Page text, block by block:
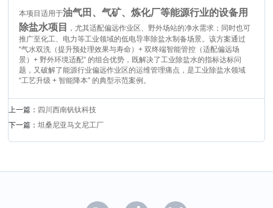
本项目适用于油气田、气矿、炼化厂等能源行业的设备用
除盐水项目 ，尤其适配偏远作业区、野外场站的净水需求；同时也可
推广至化工、电力等工业领域的低电导率除盐水制备场景。该方案通过
“气水双洗（提升预处理效果与寿命）+ 双终端智能管控（适配偏远场
景）+ 野外环境适配” 的组合优势，既解决了工业除盐水的指标达标问
题，又破解了能源行业偏远作业区的运维管理痛点，是工业除盐水领域
“工艺升级 + 智能降本” 的典型示范案例。
上一篇： 四川西南钒钛科技
下一篇：坦桑尼亚马文尼工厂